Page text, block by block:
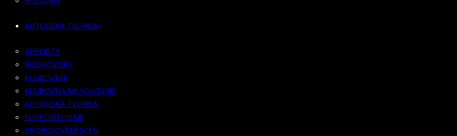
KLUBOVNA NA YOUTUBE
SUPPORTUJEME
PROPOJOVÁNÍ SCÉN
RECENZE
KFN/FESTIVAL
GUESTLIST
SPOLUPRÁCE
AUTORSKÁ TVORBA
REPORTY
ROZHOVORY
KLUBOVNÍK
KLUBOVNA NA YOUTUBE
AUTORSKÁ TVORBA
SUPPORTUJEME
PROPOJOVÁNÍ SCÉN